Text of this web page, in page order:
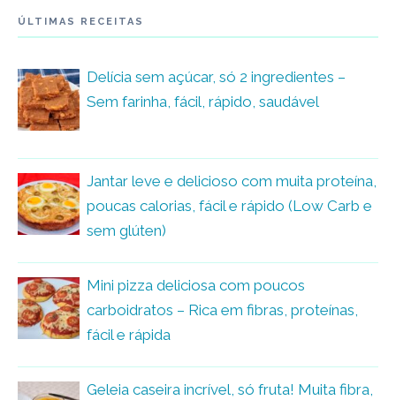
ÚLTIMAS RECEITAS
Delícia sem açúcar, só 2 ingredientes –
Sem farinha, fácil, rápido, saudável
Jantar leve e delicioso com muita proteína,
poucas calorias, fácil e rápido (Low Carb e
sem glúten)
Mini pizza deliciosa com poucos
carboidratos – Rica em fibras, proteínas,
fácil e rápida
Geleia caseira incrível, só fruta! Muita fibra,